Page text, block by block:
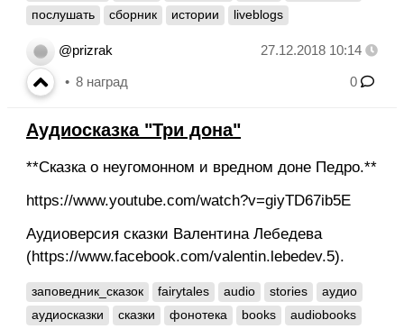
послушать
сборник истории liveblogs
@prizrak 27.12.2018 10:14
8 наград 0
Аудиосказка "Три дона"
**Сказка о неугомонном и вредном доне Педро.**
https://www.youtube.com/watch?v=giyTD67ib5E
Аудиоверсия сказки Валентина Лебедева
(https://www.facebook.com/valentin.lebedev.5).
заповедник_сказок fairytales audio stories
аудио
аудиосказки
сказки фонотека books
audiobooks